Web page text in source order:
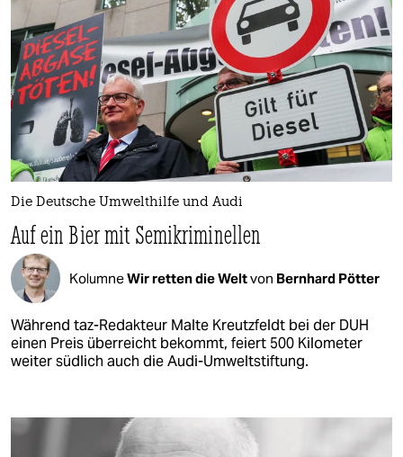
Die Deutsche Umwelthilfe und Audi
Auf ein Bier mit Semikriminellen
KolumneWir retten die Weltvon Bernhard Pötter
Während taz-Redakteur Malte Kreutzfeldt bei der DUH
einen Preis überreicht bekommt, feiert 500 Kilometer
weiter südlich auch die Audi-Umweltstiftung.